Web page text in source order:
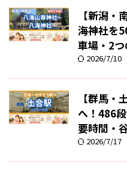
【新潟・
海神社を
車場・2
2026/7/10
【群馬
へ！486
要時間・
2026/7/17